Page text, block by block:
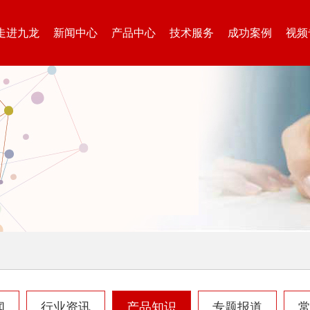
进九龙 新闻中心 产品中心 技术服务 成功案例 视
行业资讯 产品知识 专题报道